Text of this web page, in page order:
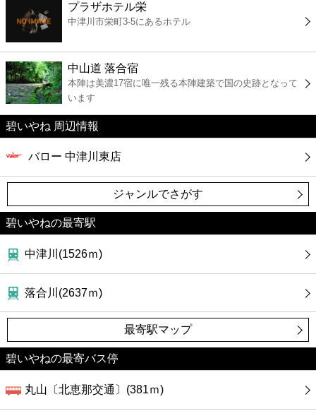
ファミレス
ファーストフード
カフェ
ショッピング
銀行
公共
プラザホテル栄
中津川市栄町3-5にあるホテル
中山道 落合宿
本陣は美濃17宿に唯一残る本陣建築で国の史跡となって
います
碧いやね 周辺情報
バロー 中津川東店
ジャンルでさがす
碧いやねの最寄駅
中津川(1526ｍ)
落合川(2637ｍ)
最寄駅マップ
碧いやねの最寄バス停
丸山〔北恵那交通〕(381ｍ)